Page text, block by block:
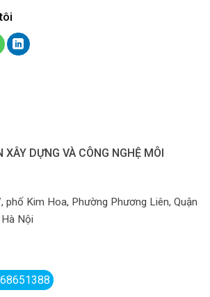
XÂY DỰNG VÀ CÔNG NGHỆ MÔI
phố Kim Hoa, Phường Phương Liên, Quận
Nội
hàng ngày